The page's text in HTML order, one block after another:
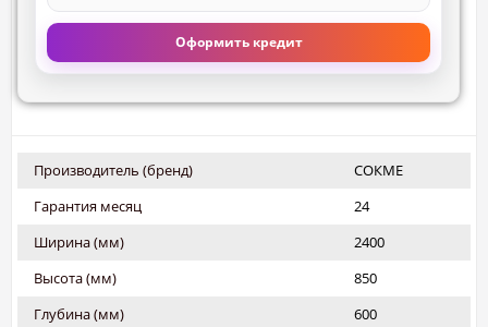
Оформить кредит
Производитель (бренд)
СОКМЕ
Гарантия месяц
24
Ширина (мм)
2400
Высота (мм)
850
Глубина (мм)
600